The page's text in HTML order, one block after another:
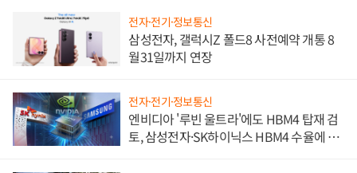
전자·전기·정보통신
삼성전자, 갤럭시Z 폴드8 사전예약 개통 8
월31일까지 연장
전자·전기·정보통신
엔비디아 '루빈 울트라'에도 HBM4 탑재 검
토, 삼성전자·SK하이닉스 HBM4 수율에 주